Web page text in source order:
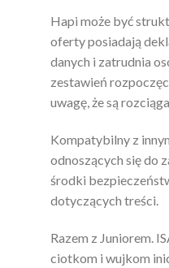
Hapi może być
oferty posiadają
danych i zatrudnia
zestawień
uwagę, że są
Kompatybilny z
odnoszących się do
środki
dotyczących treści.
Razem z Juniorem.
ciotkom i wujkom